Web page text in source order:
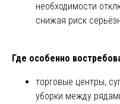
необходимости
снижая риск
Где особенно
торговые центры,
уборки между